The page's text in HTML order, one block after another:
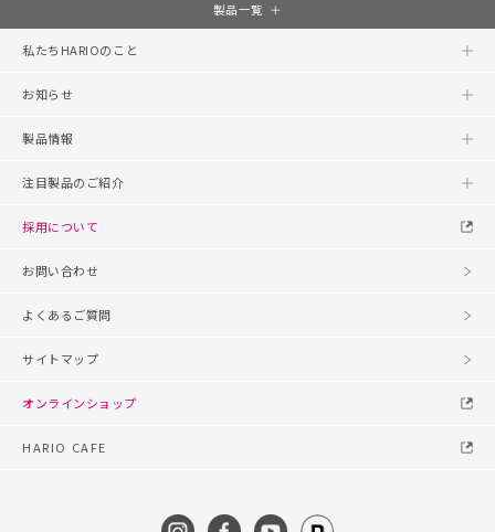
製品一覧
私たちHARIOのこと
お知らせ
製品情報
注目製品のご紹介
採用について
お問い合わせ
よくあるご質問
サイトマップ
オンラインショップ
HARIO CAFE